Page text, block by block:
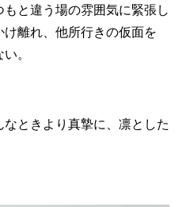
と違う場の雰囲気に緊張し
離れ、他所行きの仮面を
。
ときより真摯に、凛とした